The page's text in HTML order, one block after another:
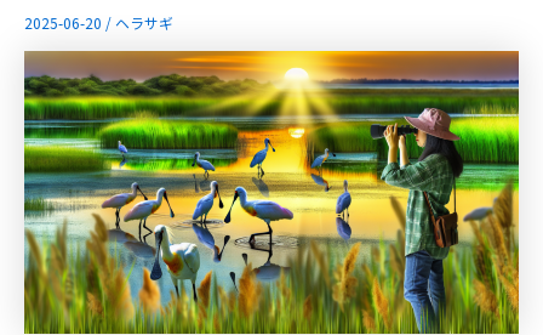
2025-06-20 / ヘラサギ